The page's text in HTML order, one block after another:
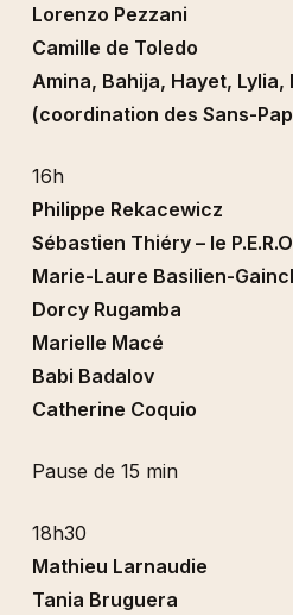
Lorenzo Pezzani
Camille de Toledo
Amina, Bahija, Hayet, Lylia,
(coordination des Sans-
16h
Philippe Rekacewicz
Sébastien Thiéry – le
Marie-Laure Basilien-
Dorcy Rugamba
Marielle Macé
Babi Badalov
Catherine Coquio
Pause de 15 min
18h30
Mathieu Larnaudie
Tania Bruguera